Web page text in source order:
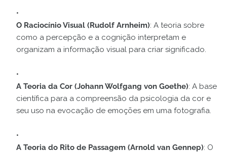
O Raciocínio Visual (Rudolf Arnheim): A teoria sobre
como a percepção e a cognição interpretam e
organizam a informação visual para criar significado.
A Teoria da Cor (Johann Wolfgang von Goethe): A base
científica para a compreensão da psicologia da cor e
seu uso na evocação de emoções em uma fotografia.
A Teoria do Rito de Passagem (Arnold van Gennep): O